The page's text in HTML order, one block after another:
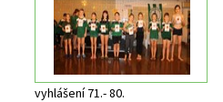
vyhlášení 71.- 80.